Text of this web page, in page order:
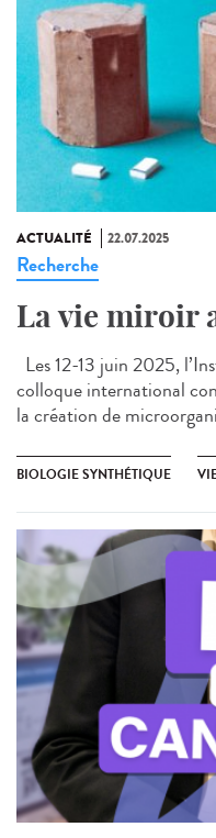
ACTUALITÉ 22.07.2025
Recherche
La vie miroir
Les 12-13 juin 2025,
colloque international
la création de
BIOLOGIE SYNTHÉTIQUE